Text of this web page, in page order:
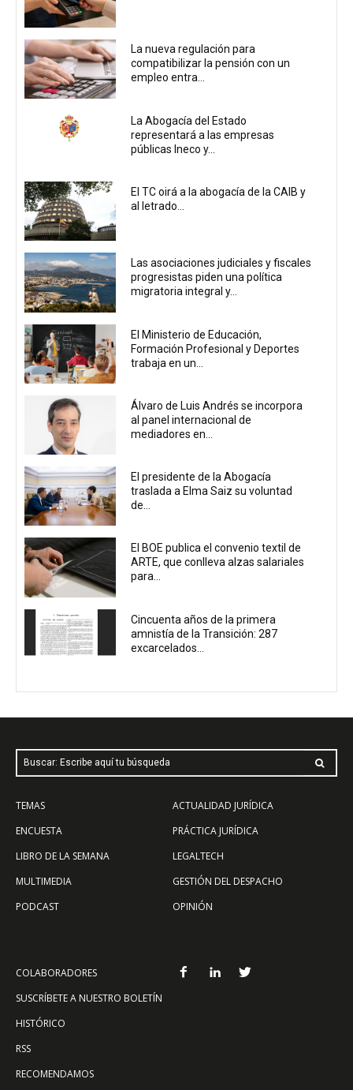
La nueva regulación para
compatibilizar la pensión con un
empleo entra...
La Abogacía del Estado
representará a las empresas
públicas Ineco y...
El TC oirá a la abogacía de la CAIB y
al letrado...
Las asociaciones judiciales y fiscales
progresistas piden una política
migratoria integral y...
El Ministerio de Educación,
Formación Profesional y Deportes
trabaja en un...
Álvaro de Luis Andrés se incorpora
al panel internacional de
mediadores en...
El presidente de la Abogacía
traslada a Elma Saiz su voluntad
de...
El BOE publica el convenio textil de
ARTE, que conlleva alzas salariales
para...
Cincuenta años de la primera
amnistía de la Transición: 287
excarcelados...
Buscar: Escribe aquí tu búsqueda
TEMAS
ENCUESTA
LIBRO DE LA SEMANA
MULTIMEDIA
PODCAST
ACTUALIDAD JURÍDICA
PRÁCTICA JURÍDICA
LEGALTECH
GESTIÓN DEL DESPACHO
OPINIÓN
COLABORADORES
SUSCRÍBETE A NUESTRO BOLETÍN
HISTÓRICO
RSS
RECOMENDAMOS